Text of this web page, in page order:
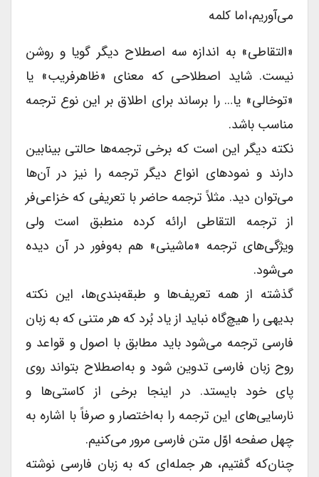
می‌آوریم،‌اما کلمه
«التقاطی» به اندازه سه اصطلاح دیگر گویا و روشن
نیست. شاید اصطلاحی که معنای «ظاهرفریب» یا
«توخالی» یا… را برساند برای اطلاق بر این نوع ترجمه
مناسب باشد.
نکته دیگر این است که برخی ترجمه‌ها حالتی بینابین
دارند و نمودهای انواع دیگر ترجمه را نیز در آن‌ها
می‌توان دید. مثلاً ترجمه حاضر با تعریفی که خزاعی‌فر
از ترجمه التقاطی ارائه کرده منطبق است ولی
ویژگی‌های ترجمه «ماشینی» هم به‌وفور در آن دیده
می‌شود.
گذشته از همه تعریف‌ها و طبقه‌بندی‌ها، این نکته
بدیهی را هیچ‌گاه نباید از یاد بُرد که هر متنی که به زبان
فارسی ترجمه می‌شود باید مطابق با اصول و قواعد و
روح زبان فارسی تدوین شود و به‌اصطلاح بتواند روی
پای خود بایستد. در اینجا برخی از کاستی‌ها و
نارسایی‌های این ترجمه را به‌اختصار و صرفاً با اشاره به
چهل صفحه اوّل متن فارسی مرور می‌کنیم.
چنان‌که گفتیم، هر جمله‌ای که به زبان فارسی نوشته